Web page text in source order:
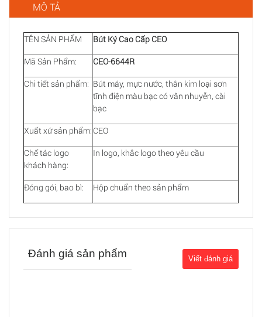
MÔ TẢ
TÊN SẢN PHẨM
Bút Ký Cao Cấp CEO
Mã Sản Phẩm:
CEO-6644R
Chi tiết sản phẩm: Bút máy, mực nước, thân kim loại sơn
tĩnh điện màu bạc có vân nhuyễn, cài
bạc
Xuất xứ sản phẩm: CEO
Chế tác logo
khách hàng:
In logo, khắc logo theo yêu cầu
Đóng gói, bao bì: Hộp chuẩn theo sản phẩm
Đánh giá sản phẩm